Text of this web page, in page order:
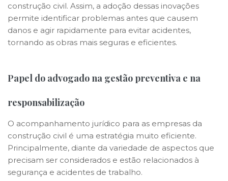
construção civil. Assim, a adoção dessas inovações
permite identificar problemas antes que causem
danos e agir rapidamente para evitar acidentes,
tornando as obras mais seguras e eficientes.
Papel do advogado na gestão preventiva e na
responsabilização
O acompanhamento jurídico para as empresas da
construção civil é uma estratégia muito eficiente.
Principalmente, diante da variedade de aspectos que
precisam ser considerados e estão relacionados à
segurança e acidentes de trabalho.